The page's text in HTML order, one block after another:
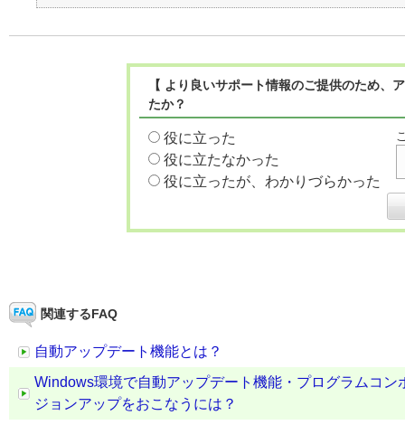
【 より良いサポート情報のご提供のため
たか？
役に立った
役に立たなかった
役に立ったが、わかりづらかった
関連するFAQ
自動アップデート機能とは？
Windows環境で自動アップデート機能・プログラムコ
ジョンアップをおこなうには？